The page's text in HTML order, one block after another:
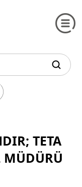
TETA
MÜDÜRÜ